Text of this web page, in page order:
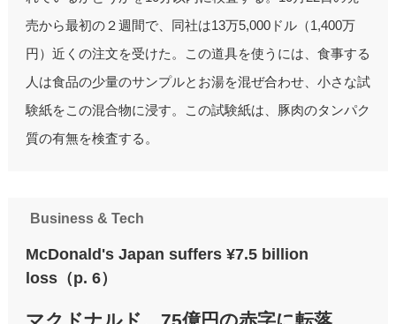
売から最初の２週間で、同社は13万5,000ドル（1,400万
円）近くの注文を受けた。この道具を使うには、食事する
人は食品の少量のサンプルとお湯を混ぜ合わせ、小さな試
験紙をこの混合物に浸す。この試験紙は、豚肉のタンパク
質の有無を検査する。
Business & Tech
McDonald's Japan suffers ¥7.5 billion
loss（p. 6）